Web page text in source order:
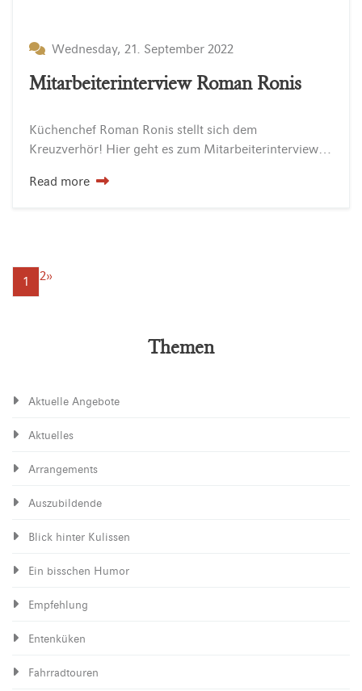
Wednesday, 21. September 2022
Mitarbeiterinterview Roman Ronis
Küchenchef Roman Ronis stellt sich dem
Kreuzverhör! Hier geht es zum Mitarbeiterinterview…
Read more
1 2»
Themen
Aktuelle Angebote
Aktuelles
Arrangements
Auszubildende
Blick hinter Kulissen
Ein bisschen Humor
Empfehlung
Entenküken
Fahrradtouren